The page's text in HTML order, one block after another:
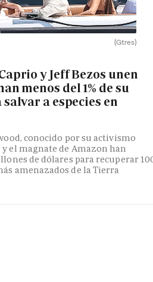
(Gtres)
y Jeff Bezos unen
menos del 1% de su
a especies en
conocido por su activismo
el magnate de Amazon han
de dólares para recuperar
amenazados de la Tierra